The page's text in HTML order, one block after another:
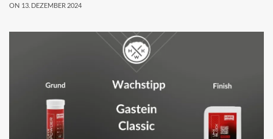
ON 13. DEZEMBER 2024